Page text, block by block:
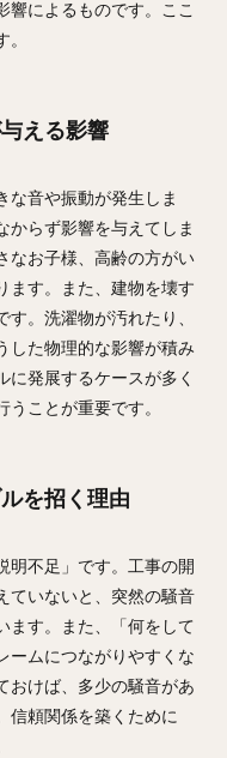
響によるものです。ここ
える影響
な音や振動が発生しま
からず影響を与えてしま
なお子様、高齢の方がい
ます。また、建物を壊す
。洗濯物が汚れたり、
した物理的な影響が積み
発展するケースが多く
ことが重要です。
を招く理由
明不足」です。工事の開
ていないと、突然の騒音
ます。また、「何をして
ームにつながりやすくな
おけば、多少の騒音があ
信頼関係を築くために